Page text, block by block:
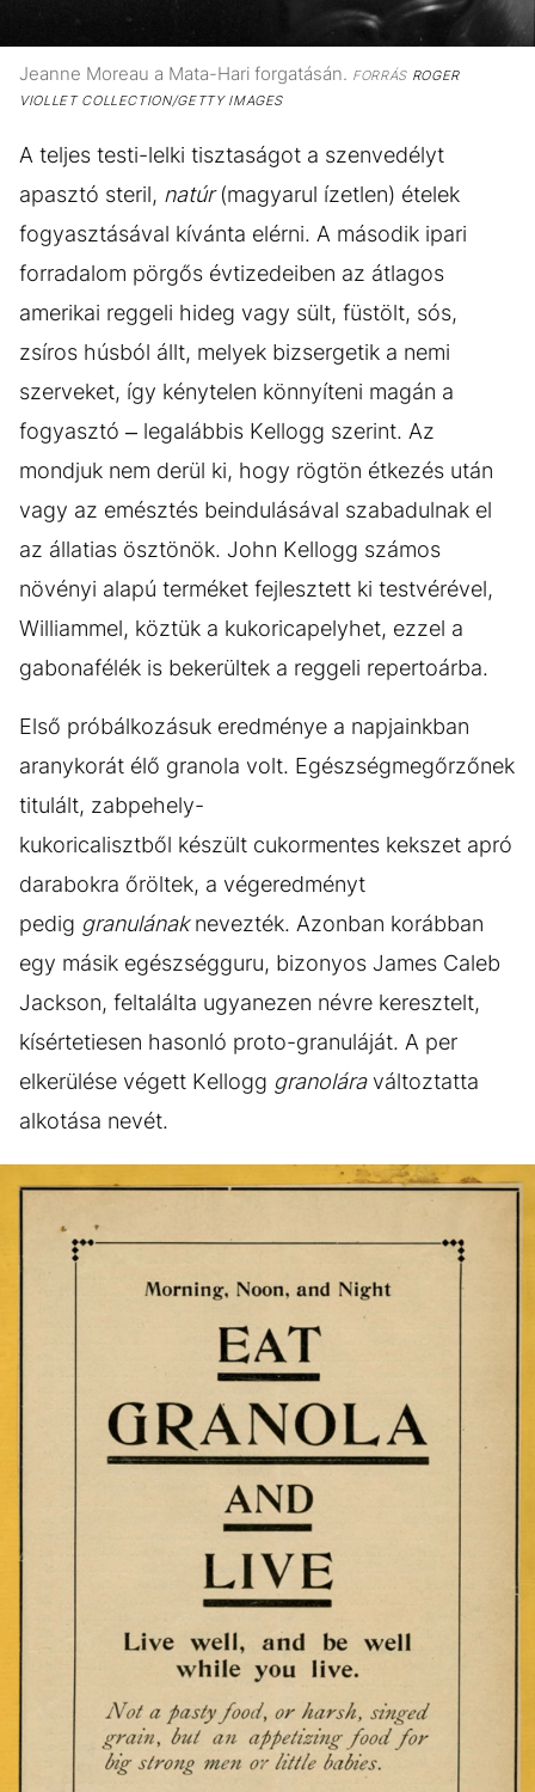
Jeanne Moreau a Mata-Hari forgatásán. FORRÁSROGER
VIOLLET COLLECTION/GETTY IMAGES
A teljes testi-lelki tisztaságot a szenvedélyt
apasztó steril, natúr(magyarul ízetlen) ételek
fogyasztásával kívánta elérni. A második ipari
forradalom pörgős évtizedeiben az átlagos
amerikai reggeli hideg vagy sült, füstölt, sós,
zsíros húsból állt, melyek bizsergetik a nemi
szerveket, így kénytelen könnyíteni magán a
fogyasztó – legalábbis Kellogg szerint. Az
mondjuk nem derül ki, hogy rögtön étkezés után
vagy az emésztés beindulásával szabadulnak el
az állatias ösztönök. John Kellogg számos
növényi alapú terméket fejlesztett ki testvérével,
Williammel, köztük a kukoricapelyhet, ezzel a
gabonafélék is bekerültek a reggeli repertoárba.
Első próbálkozásuk eredménye a napjainkban
aranykorát élő granola volt. Egészségmegőrzőnek
titulált, zabpehely-
kukoricalisztből készült cukormentes kekszet apró
darabokra őröltek, a végeredményt
pedig granulánaknevezték. Azonban korábban
egy másik egészségguru, bizonyos James Caleb
Jackson, feltalálta ugyanezen névre keresztelt,
kísértetiesen hasonló proto-granuláját. A per
elkerülése végett Kellogg granoláraváltoztatta
alkotása nevét.